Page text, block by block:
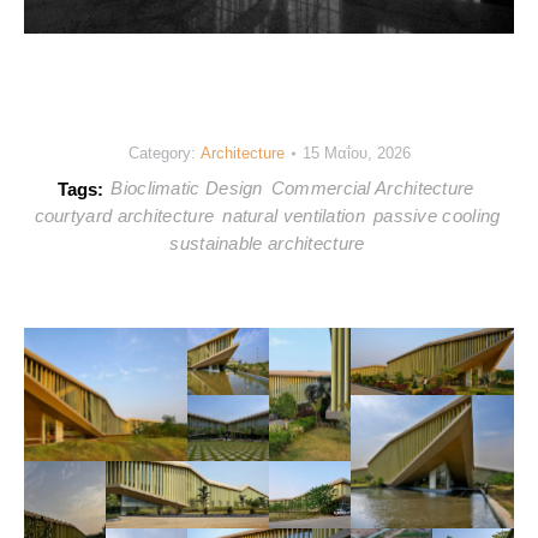
Category: Architecture 15 Μαΐου, 2026
Tags: Bioclimatic Design Commercial Architecture
courtyard architecture natural ventilation passive cooling
sustainable architecture